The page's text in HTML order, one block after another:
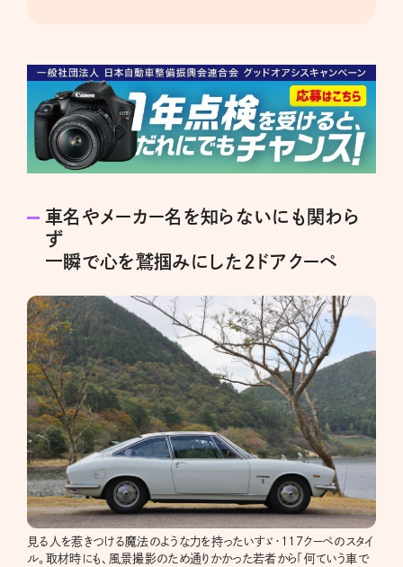
車名やメーカー名を知らないにも関わら
ず
一瞬で心を鷲掴みにした2ドアクーペ
見る人を惹きつける魔法のような力を持ったいすゞ・117クーペのスタイ
ル。取材時にも、風景撮影のため通りかかった若者から「何ていう車で